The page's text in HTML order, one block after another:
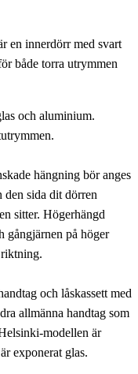
en innerdörr med svart
både torra utrymmen
och aluminium.
hängning bör anges
sida dit dörren
sitter. Högerhängd
gångjärnen på höger
och låskassett med
allmänna handtag som
modellen är
exponerat glas.